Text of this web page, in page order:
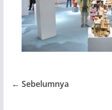
← Sebelumnya